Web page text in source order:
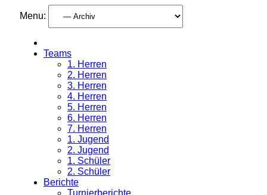
Menu:
Teams
1. Herren
2. Herren
3. Herren
4. Herren
5. Herren
6. Herren
7. Herren
1. Jugend
2. Jugend
1. Schüler
2. Schüler
Berichte
Turnierberichte